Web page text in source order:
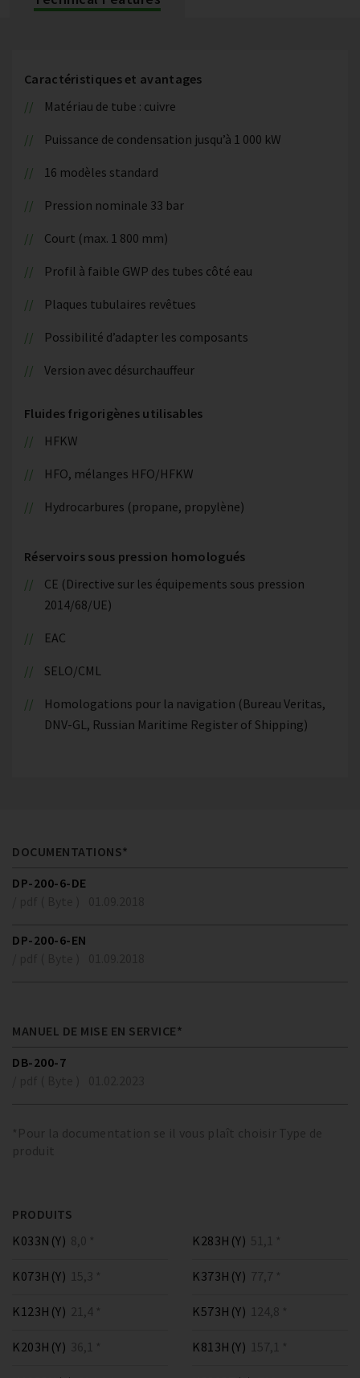
Caractéristiques et avantages
Matériau de tube : cuivre
Puissance de condensation jusqu’à 1 000 kW
16 modèles standard
Pression nominale 33 bar
Court (max. 1 800 mm)
Profil à faible GWP des tubes côté eau
Plaques tubulaires revêtues
Possibilité d’adapter les composants
Version avec désurchauffeur
Fluides frigorigènes utilisables
HFKW
HFO, mélanges HFO/HFKW
Hydrocarbures (propane, propylène)
Réservoirs sous pression homologués
CE (Directive sur les équipements sous pression
2014/68/UE)
EAC
SELO/CML
Homologations pour la navigation (Bureau Veritas,
DNV-GL, Russian Maritime Register of Shipping)
DOCUMENTATIONS*
DP-200-6-DE
DP-200-6-EN
MANUEL DE MISE EN SERVICE*
DB-200-7
*Pour la documentation se il vous plaît choisir Type de
produit
PRODUITS
K033N(Y) 8,0 *
K073H(Y) 15,3 *
K123H(Y) 21,4 *
K203H(Y) 36,1 *
K283H(Y) 51,1 *
K373H(Y) 77,7 *
K573H(Y) 124,8 *
K813H(Y) 157,1 *